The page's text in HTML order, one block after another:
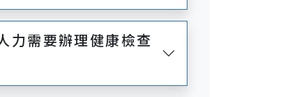
力需要辦理健康檢查